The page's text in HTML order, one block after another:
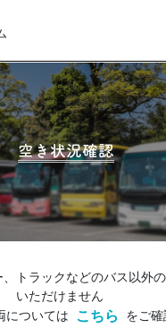
空き状況確認
トラックなどのバス以外
いただけません
については
こちら をご